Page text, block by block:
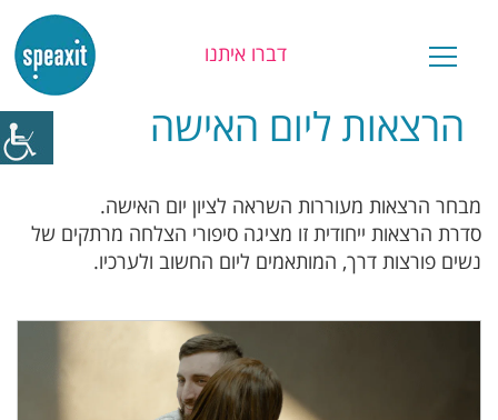
דברו איתנו
הרצאות ליום האישה
מבחר הרצאות מעוררות השראה לציון יום האישה.
סדרת הרצאות ייחודית זו מציגה סיפורי הצלחה מרתקים של
נשים פורצות דרך, המותאמים ליום החשוב ולערכיו.